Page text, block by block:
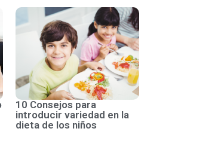
10 Consejos para
introducir variedad en la
dieta de los niños